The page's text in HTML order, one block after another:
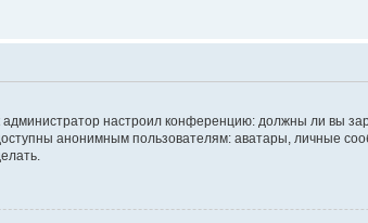
администратор настроил конференцию: должны ли вы
анонимным пользователям: аватары, личные